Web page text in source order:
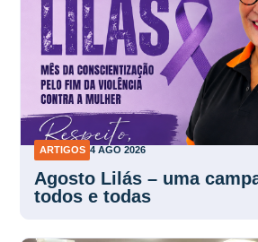
ARTIGOS 4 AGO 2026
Agosto Lilás – uma
todos e todas